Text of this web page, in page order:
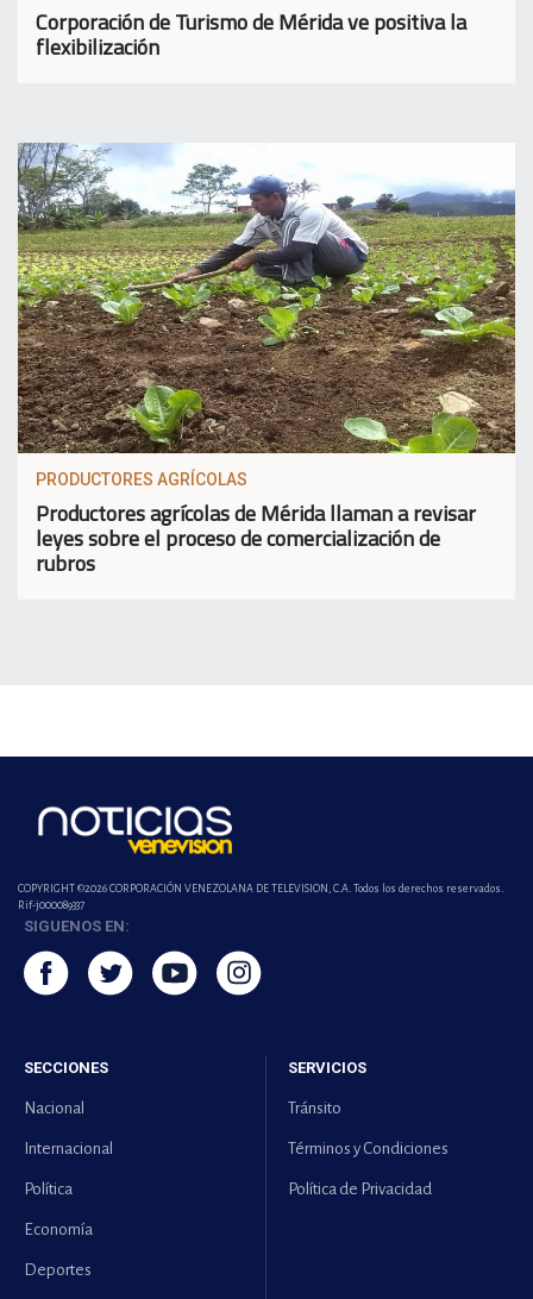
Corporación de Turismo de Mérida ve positiva la
flexibilización
PRODUCTORES AGRÍCOLAS
Productores agrícolas de Mérida llaman a revisar
leyes sobre el proceso de comercialización de
rubros
COPYRIGHT ©2026 CORPORACIÓN VENEZOLANA DE TELEVISION, C.A. Todos los derechos reservados.
Rif-j000089337
SIGUENOS EN:
SECCIONES
Nacional
Internacional
Política
Economía
Deportes
SERVICIOS
Tránsito
Términos y Condiciones
Política de Privacidad